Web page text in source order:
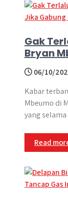
Gak
Bryan
06/10/
Kabar
Mbeumo di
yang
Read